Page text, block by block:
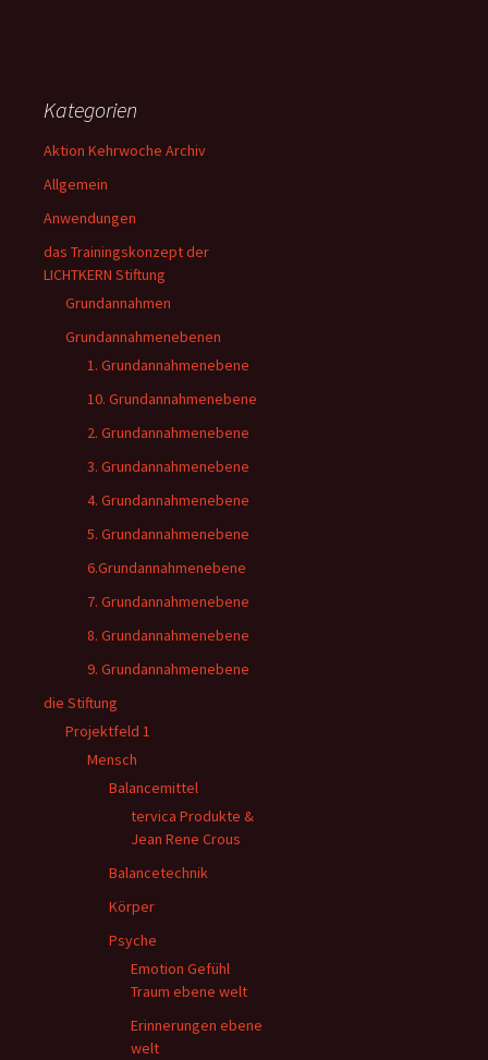
Kategorien
Aktion Kehrwoche Archiv
Allgemein
Anwendungen
das Trainingskonzept der
LICHTKERN Stiftung
Grundannahmen
Grundannahmenebenen
1. Grundannahmenebene
10. Grundannahmenebene
2. Grundannahmenebene
3. Grundannahmenebene
4. Grundannahmenebene
5. Grundannahmenebene
6.Grundannahmenebene
7. Grundannahmenebene
8. Grundannahmenebene
9. Grundannahmenebene
die Stiftung
Projektfeld 1
Mensch
Balancemittel
tervica Produkte &
Jean Rene Crous
Balancetechnik
Körper
Psyche
Emotion Gefühl
Traum ebene welt
Erinnerungen ebene
welt